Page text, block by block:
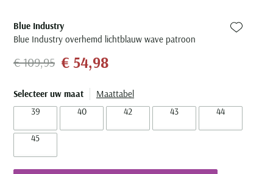
Blue Industry
Blue Industry overhemd lichtblauw wave patroon
Zet bij
€ 109,95 € 54,98
Selecteer uw maat
Maattabel
39
40 42 43 44
45